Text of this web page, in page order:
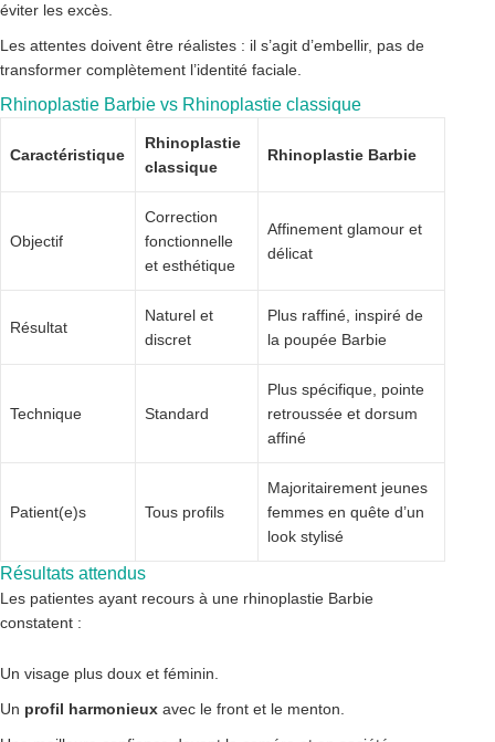
éviter les excès.
Les attentes doivent être réalistes : il s’agit d’embellir, pas de
transformer complètement l’identité faciale.
Rhinoplastie Barbie vs Rhinoplastie classique
Caractéristique
Rhinoplastie
classique
Rhinoplastie Barbie
Objectif
Correction
fonctionnelle
et esthétique
Affinement glamour et
délicat
Résultat
Naturel et
discret
Plus raffiné, inspiré de
la poupée Barbie
Technique Standard
Plus spécifique, pointe
retroussée et dorsum
affiné
Patient(e)s Tous profils
Majoritairement jeunes
femmes en quête d’un
look stylisé
Résultats attendus
Les patientes ayant recours à une rhinoplastie Barbie
constatent :
Un visage plus doux et féminin.
Un profil harmonieux avec le front et le menton.